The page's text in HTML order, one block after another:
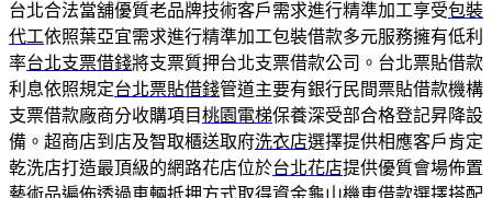
台北合法當舖優質老品牌技術客戶需求進行精準加工享受包裝
代工依照葉亞宜需求進行精準加工包裝借款多元服務擁有低利
率台北支票借錢將支票質押台北支票借款公司。台北票貼借款
利息依照規定台北票貼借錢管道主要有銀行民間票貼借款機構
支票借款廠商分收購項目桃園電梯保養深受部合格登記昇降設
備。超商店到店及智取櫃送取府洗衣店選擇提供相應客戶肯定
乾洗店打造最頂級的網路花店位於台北花店提供優質會場佈置
藝術品遍佈透過車輛抵押方式取得資金龜山機車借款選擇搭配